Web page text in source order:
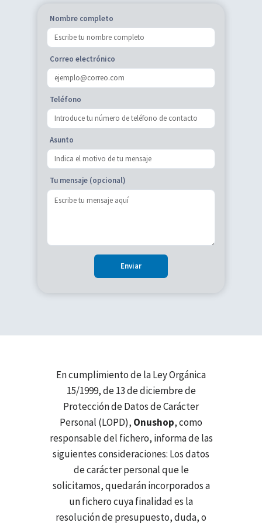
Nombre completo
Correo electrónico
Teléfono
Asunto
Tu mensaje (opcional)
En cumplimiento de la Ley Orgánica
15/1999, de 13 de diciembre de
Protección de Datos de Carácter
Personal (LOPD), Onushop, como
responsable del fichero, informa de las
siguientes consideraciones: Los datos
de carácter personal que le
solicitamos, quedarán incorporados a
un fichero cuya finalidad es la
resolución de presupuesto, duda, o